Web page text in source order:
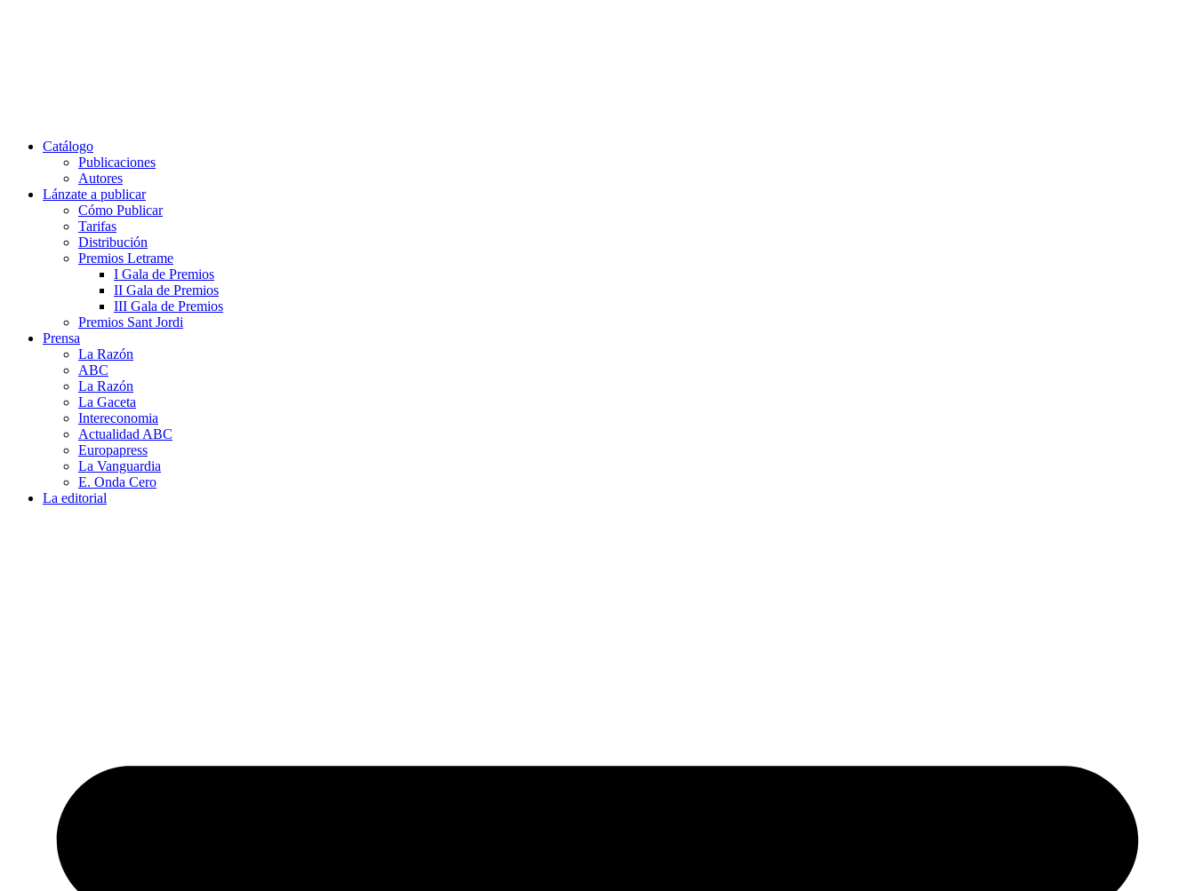
Catálogo
Publicaciones
Autores
Lánzate a publicar
Cómo Publicar
Tarifas
Distribución
Premios Letrame
I Gala de Premios
II Gala de Premios
III Gala de Premios
Premios Sant Jordi
Prensa
La Razón
ABC
La Razón
La Gaceta
Intereconomia
Actualidad ABC
Europapress
La Vanguardia
E. Onda Cero
La editorial